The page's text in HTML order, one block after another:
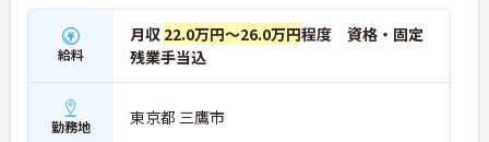
給料
月収 22.0万円～26.0万円程度 資格・固定
残業手当込
勤務地 東京都 三鷹市